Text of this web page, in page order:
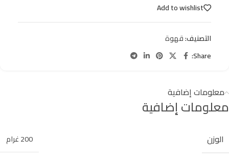
Add to wishlist
التصنيف:قهوة
Share:
معلومات إضافية
معلومات إضافية
الوزن 200 غرام